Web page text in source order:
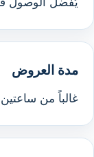
مدة العروض
غالباً من